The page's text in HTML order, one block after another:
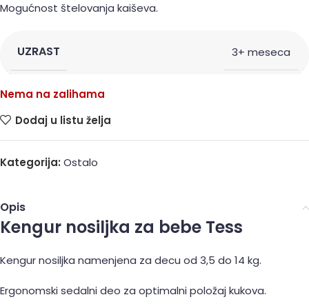
Mogućnost štelovanja kaiševa.
UZRAST 3+ meseca
Nema na zalihama
Dodaj u listu želja
Kategorija: Ostalo
Opis
Kengur nosiljka za bebe Tess
Kengur nosiljka namenjena za decu od 3,5 do 14 kg.
Ergonomski sedalni deo za optimalni položaj kukova.